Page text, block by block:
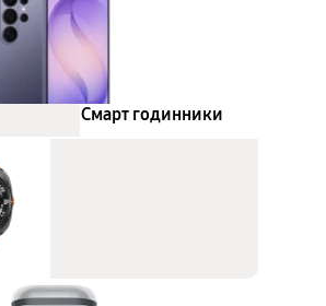
Смарт годинники